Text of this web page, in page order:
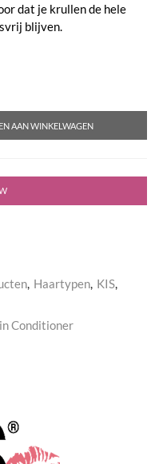
dat je krullen de hele
blijven.
AAN WINKELWAGEN
, Haartypen, KIS,
Conditioner